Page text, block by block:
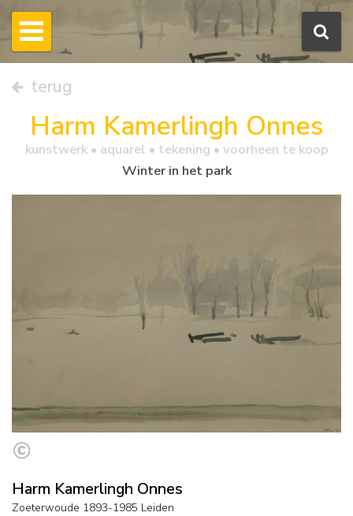
terug
Harm Kamerlingh Onnes
kunstwerk • aquarel • tekening • voorheen te koop
Winter in het park
Harm Kamerlingh Onnes
Zoeterwoude 1893-1985 Leiden